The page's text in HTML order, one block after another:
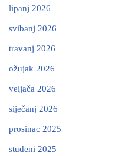
lipanj 2026
svibanj 2026
travanj 2026
ožujak 2026
veljača 2026
siječanj 2026
prosinac 2025
studeni 2025